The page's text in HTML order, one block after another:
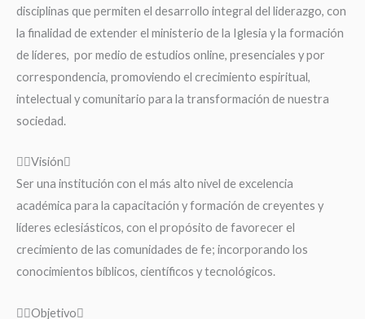
disciplinas que permiten el desarrollo integral del liderazgo, con
la finalidad de extender el ministerio de la Iglesia y la formación
de líderes, por medio de estudios online, presenciales y por
correspondencia, promoviendo el crecimiento espiritual,
intelectual y comunitario para la transformación de nuestra
sociedad.
Visión
Ser una institución con el más alto nivel de excelencia
académica para la capacitación y formación de creyentes y
líderes eclesiásticos, con el propósito de favorecer el
crecimiento de las comunidades de fe; incorporando los
conocimientos bíblicos, científicos y tecnológicos.
Objetivo